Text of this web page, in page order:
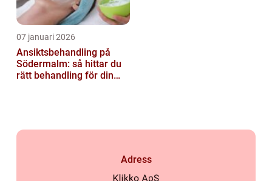
07 januari 2026
Ansiktsbehandling på
Södermalm: så hittar du
rätt behandling för din
Adress